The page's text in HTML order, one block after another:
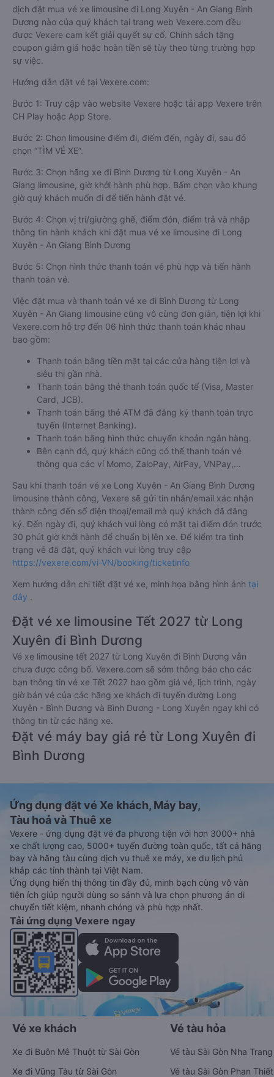
dịch đặt mua vé xe limousine đi Long Xuyên - An Giang Bình
Dương nào của quý khách tại trang web Vexere.com đều
được Vexere cam kết giải quyết sự cố. Chính sách tặng
coupon giảm giá hoặc hoàn tiền sẽ tùy theo từng trường hợp
sự việc.
Hướng dẫn đặt vé tại Vexere.com:
Bước 1: Truy cập vào website Vexere hoặc tải app Vexere trên
CH Play hoặc App Store.
Bước 2: Chọn limousine điểm đi, điểm đến, ngày đi, sau đó
chọn “TÌM VÉ XE”.
Bước 3: Chọn hãng xe đi Bình Dương từ Long Xuyên - An
Giang limousine, giờ khởi hành phù hợp. Bấm chọn vào khung
giờ quý khách muốn đi để tiến hành đặt vé.
Bước 4: Chọn vị trí/giường ghế, điểm đón, điểm trả và nhập
thông tin hành khách khi đặt mua vé xe limousine đi Long
Xuyên - An Giang Bình Dương
Bước 5: Chọn hình thức thanh toán vé phù hợp và tiến hành
thanh toán vé.
Việc đặt mua và thanh toán vé xe đi Bình Dương từ Long
Xuyên - An Giang limousine cũng vô cùng đơn giản, tiện lợi khi
Vexere.com hỗ trợ đến 06 hình thức thanh toán khác nhau
bao gồm:
Thanh toán bằng tiền mặt tại các cửa hàng tiện lợi và
siêu thị gần nhà.
Thanh toán bằng thẻ thanh toán quốc tế (Visa, Master
Card, JCB).
Thanh toán bằng thẻ ATM đã đăng ký thanh toán trực
tuyến (Internet Banking).
Thanh toán bằng hình thức chuyển khoản ngân hàng.
Bên cạnh đó, quý khách cũng có thể thanh toán vé
thông qua các ví Momo, ZaloPay, AirPay, VNPay,…
Sau khi thanh toán vé xe Long Xuyên - An Giang Bình Dương
limousine thành công, Vexere sẽ gửi tin nhắn/email xác nhận
thành công đến số điện thoại/email mà quý khách đã đăng
ký. Đến ngày đi, quý khách vui lòng có mặt tại điểm đón trước
30 phút giờ khởi hành để chuẩn bị lên xe. Để kiểm tra tình
trạng vé đã đặt, quý khách vui lòng truy cập
https://vexere.com/vi-VN/booking/ticketinfo
Xem hướng dẫn chi tiết đặt vé xe, minh họa bằng hình ảnh tại
đây .
Đặt vé xe limousine Tết 2027 từ Long
Xuyên đi Bình Dương
Vé xe limousine tết 2027 từ Long Xuyên đi Bình Dương vẫn
chưa được công bố. Vexere.com sẽ sớm thông báo cho các
bạn thông tin vé xe Tết 2027 bao gồm giá vé, lịch trình, ngày
giờ bán vé của các hãng xe khách đi tuyến đường Long
Xuyên - Bình Dương và Bình Dương - Long Xuyên ngay khi có
thông tin từ các hãng xe.
Đặt vé máy bay giá rẻ từ Long Xuyên đi
Bình Dương
Ứng dụng đặt vé Xe khách, Máy bay,
Tàu hoả và Thuê xe
Vexere - ứng dụng đặt vé đa phương tiện với hơn 3000+ nhà
xe chất lượng cao, 5000+ tuyến đường toàn quốc, tất cả hãng
bay và hãng tàu cùng dịch vụ thuê xe máy, xe du lịch phủ
khắp các tỉnh thành tại Việt Nam.
Ứng dụng hiển thị thông tin đầy đủ, minh bạch cùng vô vàn
tiện ích giúp người dùng so sánh và lựa chọn phương án di
chuyển tiết kiệm, nhanh chóng và phù hợp nhất.
Tải ứng dụng Vexere ngay
Vé xe khách
Xe đi Buôn Mê Thuột từ Sài Gòn
Xe đi Vũng Tàu từ Sài Gòn
Vé tàu hỏa
Vé tàu Sài Gòn Nha Trang
Vé tàu Sài Gòn Phan Thiết